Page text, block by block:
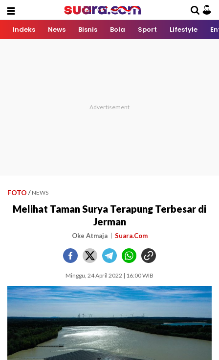
Indeks News Bisnis Bola Sport Lifestyle
FOTO / NEWS
Melihat Taman Surya Terapung Terbesar di
Jerman
Oke Atmaja Suara.Com
Minggu, 24 April 2022 | 16:00 WIB